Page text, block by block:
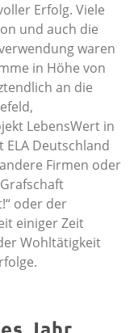
Erfolg. Viele
und auch die
waren
in Höhe von
an die
LebensWert in
Deutschland
Firmen oder
oder der
einiger Zeit
Wohltätigkeit